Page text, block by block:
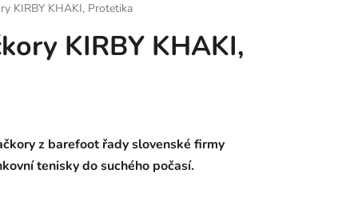
KIRBY KHAKI, Protetika
KIRBY KHAKI,
z barefoot řady slovenské firmy
tenisky do suchého počasí.